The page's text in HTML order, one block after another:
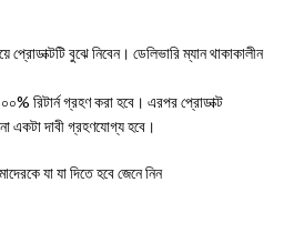
প্রোডাক্টটি বুঝে নিবেন। ডেলিভারি ম্যান থাকাকালীন
রিটার্ন গ্রহণ করা হবে। এরপর প্রোডাক্ট
একটা দাবী গ্রহণযোগ্য হবে।
যা যা দিতে হবে জেনে নিন